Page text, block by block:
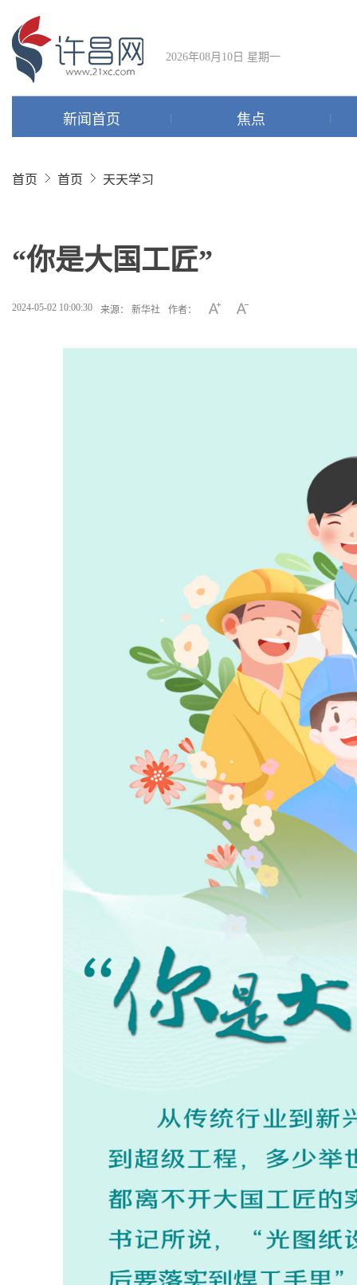
2026年08月10日 星期一
新闻首页 焦点
首页 首页 天天学习
“你是大国工匠”
2024-05-02 10:00:30 来源： 新华社 作者：